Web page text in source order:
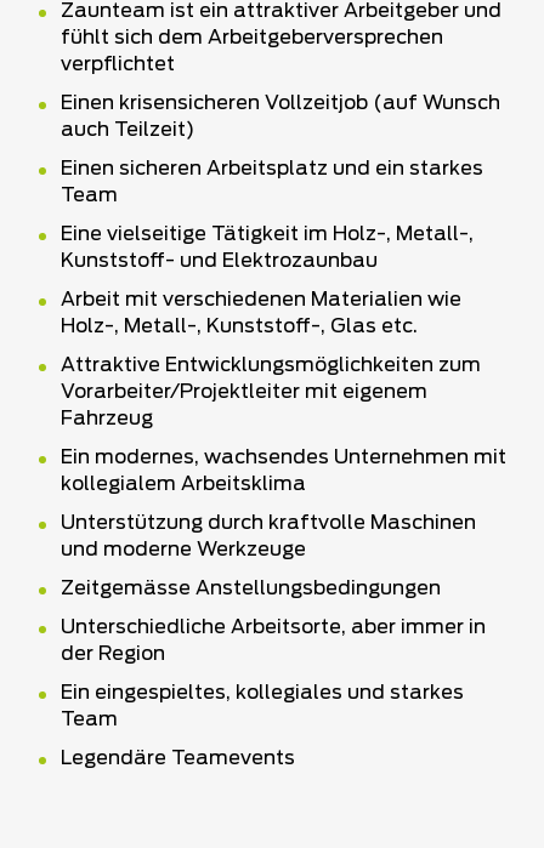
Zaunteam ist ein attraktiver Arbeitgeber und
fühlt sich dem Arbeitgeberversprechen
verpflichtet
Einen krisensicheren Vollzeitjob (auf Wunsch
auch Teilzeit)
Einen sicheren Arbeitsplatz und ein starkes
Team
Eine vielseitige Tätigkeit im Holz-, Metall-,
Kunststoff- und Elektrozaunbau
Arbeit mit verschiedenen Materialien wie
Holz-, Metall-, Kunststoff-, Glas etc.
Attraktive Entwicklungsmöglichkeiten zum
Vorarbeiter/Projektleiter mit eigenem
Fahrzeug
Ein modernes, wachsendes Unternehmen mit
kollegialem Arbeitsklima
Unterstützung durch kraftvolle Maschinen
und moderne Werkzeuge
Zeitgemässe Anstellungsbedingungen
Unterschiedliche Arbeitsorte, aber immer in
der Region
Ein eingespieltes, kollegiales und starkes
Team
Legendäre Teamevents